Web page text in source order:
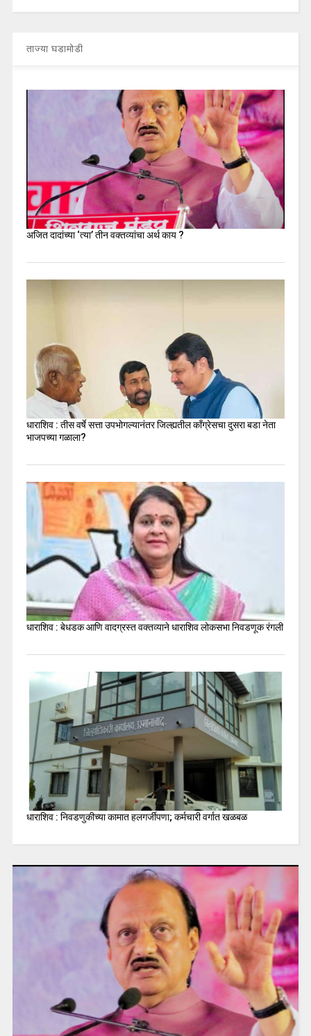
ताज्या घडामोडी
अजित दादांच्या ‘त्या’ तीन वक्तव्यांचा अर्थ काय ?
धाराशिव : तीस वर्षे सत्ता उपभोगल्यानंतर जिल्ह्यतील कॉंग्रेसचा दुसरा बडा नेता
भाजपच्या गळाला?
धाराशिव : बेधडक आणि वादग्रस्त वक्तव्याने धाराशिव लोकसभा निवडणूक रंगली
धाराशिव : निवडणुकीच्या कामात हलगर्जीपणा; कर्मचारी वर्गात खळबळ